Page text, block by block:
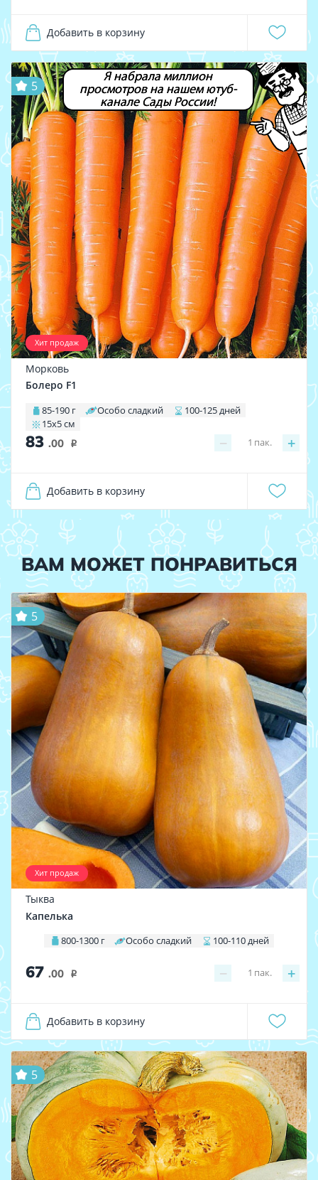
Добавить в корзину
Я набрала миллион
просмотров на нашем ютуб-
канале Сады России!
Хит продаж
5
Морковь
Болеро F1
85-190 г Особо сладкий
100-125 дней
15х5 см
83 .00 i − +
1 пак.
Добавить в корзину
ВАМ МОЖЕТ ПОНРАВИТЬСЯ
Хит продаж
5
Тыква
Капелька
800-1300 г Особо сладкий 100-110 дней
67 .00 i − +
1 пак.
Добавить в корзину
5